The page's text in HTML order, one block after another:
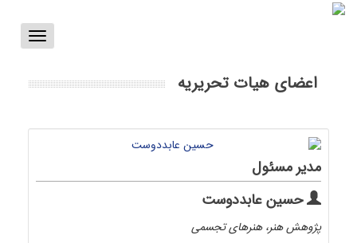
Toggle
اعضای هیات تحریریه
مدیر مسئول
حسین عابددوست
پژوهش هنر، هنرهای تجسمی